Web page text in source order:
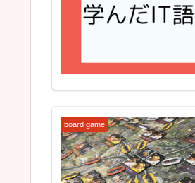
board game